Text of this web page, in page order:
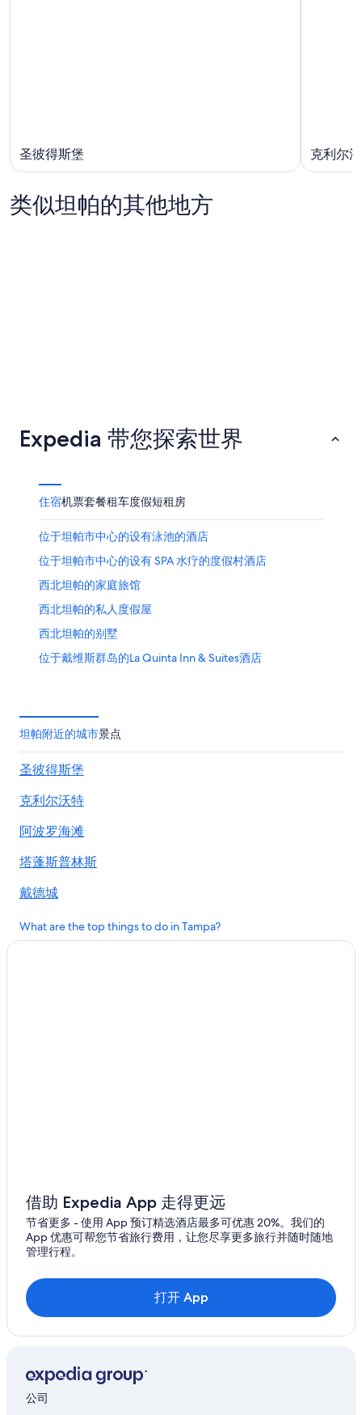
圣彼得斯堡 克利尔
类似坦帕的其他地方
Expedia 带您探索世界
住宿机票套餐租车度假短租房
位于坦帕市中心的设有泳池的酒店
位于坦帕市中心的设有 SPA 水疗的度假村酒店
西北坦帕的家庭旅馆
西北坦帕的私人度假屋
西北坦帕的别墅
位于戴维斯群岛的La Quinta Inn & Suites酒店
坦帕联合站的公寓
坦帕联合站的民宿
坦帕联合站的木屋
坦帕联合站的家庭旅馆
坦帕联合站的别墅
坦帕河岸附近的酒店
位于海德公园的家庭式酒店
坦帕大学附近的酒店
坦帕附近的城市景点
圣彼得斯堡
克利尔沃特
阿波罗海滩
塔蓬斯普林斯
戴德城
博格新港口
蓝多湖
卢茨
奥德马尔
哈得孙
圣彼得斯堡 - 克利尔沃特
塞夫纳
What are the top things to do in Tampa?
借助 Expedia App 走得更远
节省更多 - 使用 App 预订精选酒店最多可优惠 20%。我们的
App 优惠可帮您节省旅行费用，让您尽享更多旅行并随时随地
管理行程。
打开 App
公司